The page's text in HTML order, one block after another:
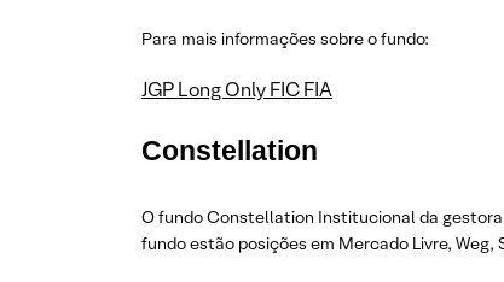
Para mais informações sobre o fundo:
JGP Long Only FIC FIA
Constellation
O fundo Constellation Institucional da
fundo estão posições em Mercado Livre, Weg,